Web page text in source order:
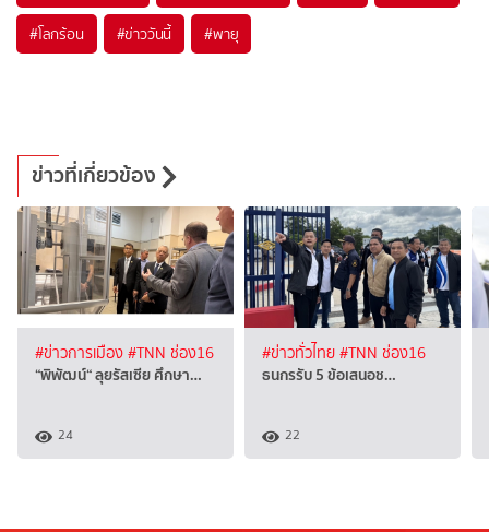
#โลกร้อน #ข่าววันนี้ #พายุ
ข่าวที่เกี่ยวข้อง
#ข่าวการเมือง#TNN ช่อง16
“พิพัฒน์“ ลุยรัสเซีย ศึกษา…
24
#ข่าวทั่วไทย#TNN ช่อง16
ธนกรรับ 5 ข้อเสนอช…
22